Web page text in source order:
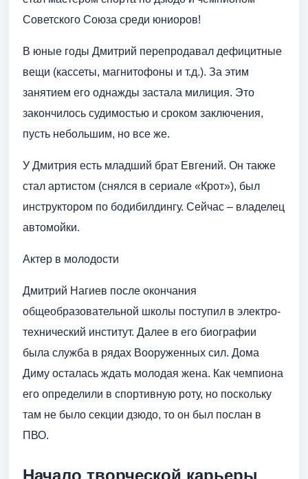
Советского Союза среди юниоров!
В юные годы Дмитрий перепродавал дефицитные
вещи (кассеты, магнитофоны и т.д.). За этим
занятием его однажды застала милиция. Это
закончилось судимостью и сроком заключения,
пусть небольшим, но все же.
У Дмитрия есть младший брат Евгений. Он также
стал артистом (снялся в сериале «Крот»), был
инструктором по бодибилдингу. Сейчас – владелец
автомойки.
Актер в молодости
Дмитрий Нагиев после окончания
общеобразовательной школы поступил в электро-
технический институт. Далее в его биографии
была служба в рядах Вооруженных сил. Дома
Диму осталась ждать молодая жена. Как чемпиона
его определили в спортивную роту, но поскольку
там не было секции дзюдо, то он был послан в
ПВО.
Начало творческой карьеры